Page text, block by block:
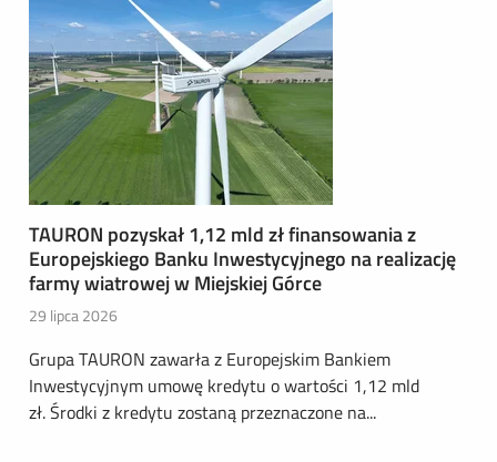
TAURON pozyskał 1,12 mld zł finansowania z
Europejskiego Banku Inwestycyjnego na realizację
farmy wiatrowej w Miejskiej Górce
29 lipca 2026
Grupa TAURON zawarła z Europejskim Bankiem
Inwestycyjnym umowę kredytu o wartości 1,12 mld
zł. Środki z kredytu zostaną przeznaczone na...